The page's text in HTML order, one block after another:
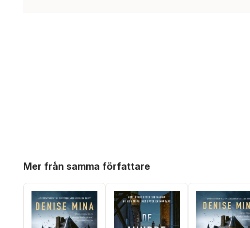
Mer från samma författare